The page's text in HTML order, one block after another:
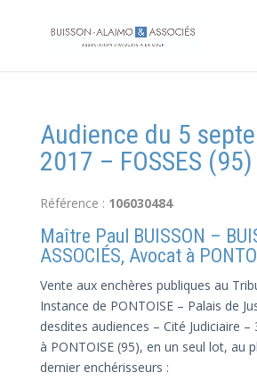
Audience du 5
2017 – FOSSES (95)
Référence : 106030484
Maître Paul BUISSON –
ASSOCIÉS, Avocat à
Vente aux enchères publiques au
Instance de PONTOISE – Palais de
desdites audiences – Cité Judiciaire
à PONTOISE (95), en un seul lot, au
dernier enchérisseurs :